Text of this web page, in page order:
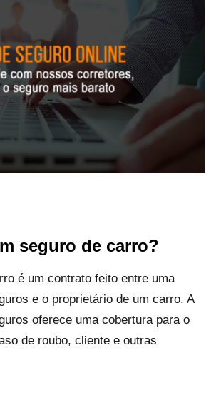
seguro de carro?
é um contrato feito entre uma
e o proprietário de um carro. A
oferece uma cobertura para o
de roubo, cliente e outras